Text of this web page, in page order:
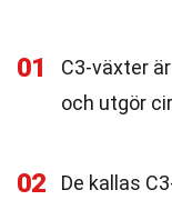
01 C3-växter
och utgör
02
De kallas